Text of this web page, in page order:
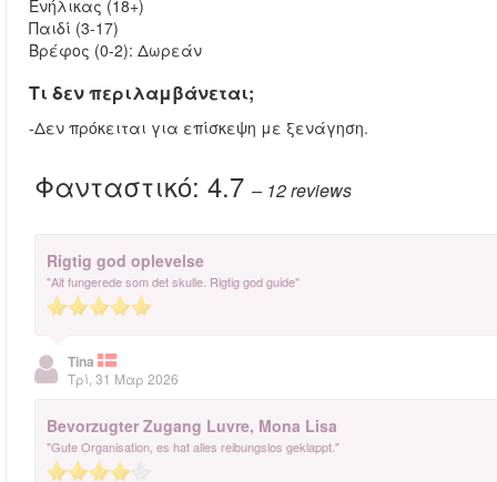
Ενήλικας (18+)
Παιδί (3-17)
Βρέφος (0-2): Δωρεάν
Τι δεν περιλαμβάνεται;
-Δεν πρόκειται για επίσκεψη με ξενάγηση.
Φανταστικό: 4.7 – 12reviews
Rigtig god oplevelse
"Alt fungerede som det skulle. Rigtig god guide"
Tina
Τρί, 31 Μαρ 2026
Bevorzugter Zugang Luvre, Mona Lisa
"Gute Organisation, es hat alles reibungslos geklappt."